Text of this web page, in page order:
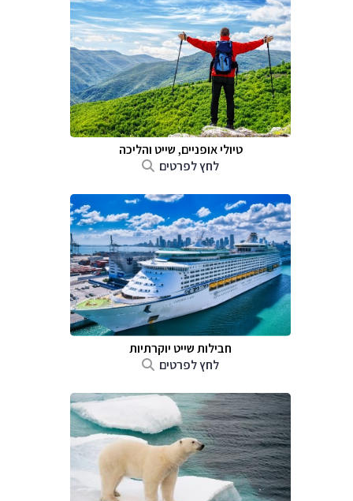
טיולי אופניים, שייט והליכה
לחץ לפרטים
חבילות שייט יוקרתיות
לחץ לפרטים